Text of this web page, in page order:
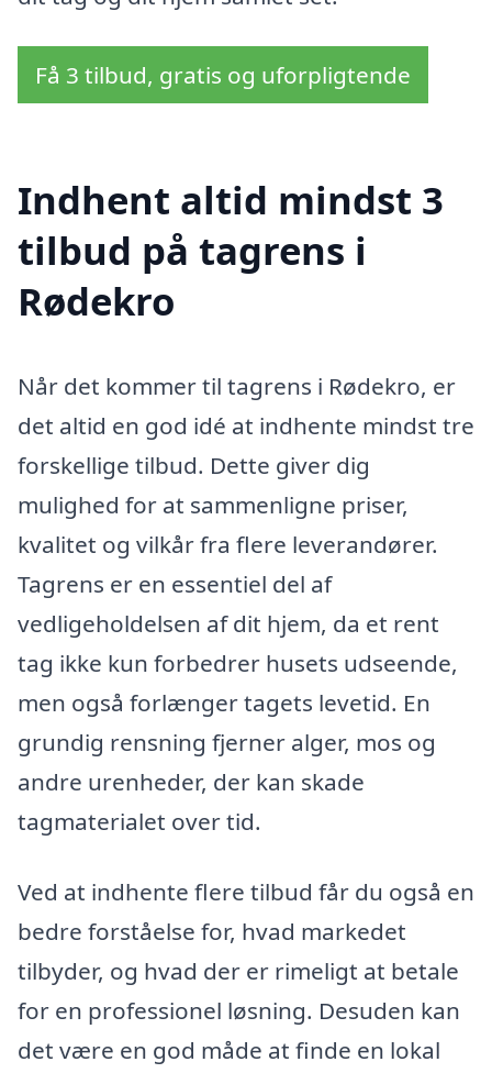
Få 3 tilbud, gratis og uforpligtende
Indhent altid mindst 3
tilbud på tagrens i
Rødekro
Når det kommer til tagrens i Rødekro, er
det altid en god idé at indhente mindst tre
forskellige tilbud. Dette giver dig
mulighed for at sammenligne priser,
kvalitet og vilkår fra flere leverandører.
Tagrens er en essentiel del af
vedligeholdelsen af dit hjem, da et rent
tag ikke kun forbedrer husets udseende,
men også forlænger tagets levetid. En
grundig rensning fjerner alger, mos og
andre urenheder, der kan skade
tagmaterialet over tid.
Ved at indhente flere tilbud får du også en
bedre forståelse for, hvad markedet
tilbyder, og hvad der er rimeligt at betale
for en professionel løsning. Desuden kan
det være en god måde at finde en lokal